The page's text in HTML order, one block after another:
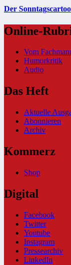
Der
Online-
Vom
Humorkritik
Audio
Das Heft
Aktuelle
Abonnieren
Archiv
Kommerz
Shop
Digital
Facebook
Twitter
Youtube
Instagram
Pressearchiv
LinkedIn